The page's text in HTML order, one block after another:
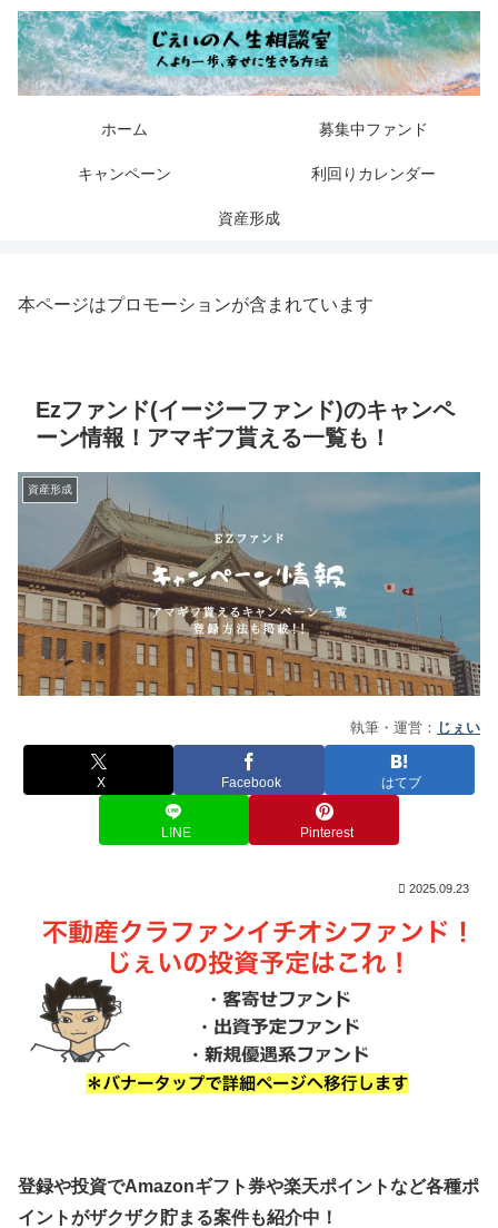
ホーム 募集中ファンド
キャンペーン 利回りカレンダー
資産形成
本ページはプロモーションが含まれています
Ezファンド(イージーファンド)のキャンペ
ーン情報！アマギフ貰える一覧も！
資産形成
執筆・運営： じぇい
X Facebook はてブ
LINE Pinterest
2025.09.23
登録や投資でAmazonギフト券や楽天ポイントなど各種ポ
イントがザクザク貯まる案件も紹介中！